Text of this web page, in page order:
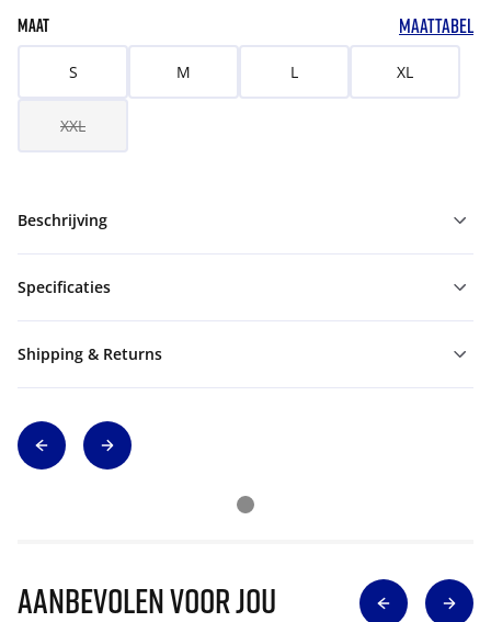
MAAT MAATTABEL
S M L XL
XXL
Beschrijving
Specificaties
Shipping & Returns
Aanbevolen voor jou